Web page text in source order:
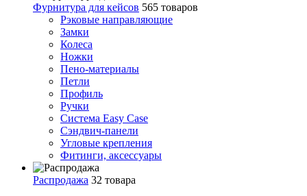
Фурнитура для кейсов 565 товаров
Рэковые направляющие
Замки
Колеса
Ножки
Пено-материалы
Петли
Профиль
Ручки
Система Easy Case
Сэндвич-панели
Угловые крепления
Фитинги, аксессуары
Распродажа 32 товара